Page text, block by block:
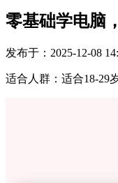
零基础学电脑
发布于：2025-12-08
适合人群：适合18-29